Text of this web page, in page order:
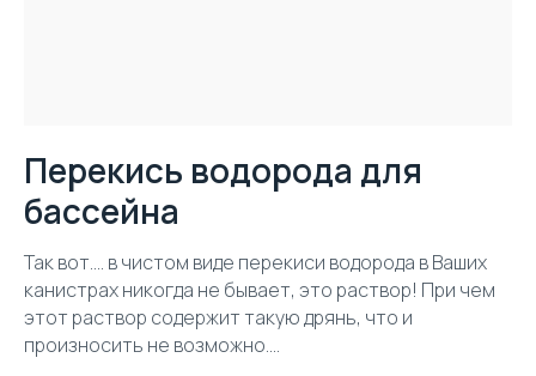
Перекись водорода для
бассейна
Так вот.... в чистом виде перекиси водорода в Ваших
канистрах никогда не бывает, это раствор! При чем
этот раствор содержит такую дрянь, что и
произносить не возможно....